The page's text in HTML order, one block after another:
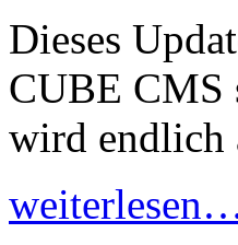
Dieses
CUBE CMS
wird endlich